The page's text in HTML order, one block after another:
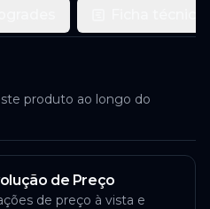
produto ao longo do
de Preço
de preço à vista e